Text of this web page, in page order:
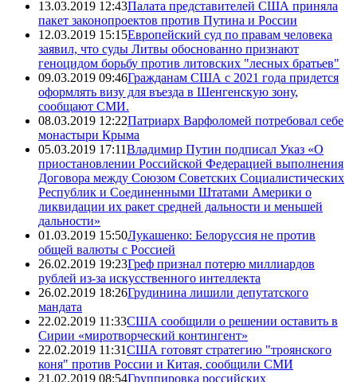
13.03.2019 12:43Палата представителей США приняла
пакет законопроектов против Путина и России
12.03.2019 15:15Европейский суд по правам человека
заявил, что суды Литвы обоснованно признают
геноцидом борьбу против литовских "лесных братьев"
09.03.2019 09:46Гражданам США с 2021 года придется
оформлять визу для въезда в Шенгенскую зону,
сообщают СМИ.
08.03.2019 12:22Патриарх Варфоломей потребовал себе
монастыри Крыма
05.03.2019 17:11Владимир Путин подписал Указ «О
приостановлении Российской Федерацией выполнения
Договора между Союзом Советских Социалистических
Республик и Соединенными Штатами Америки о
ликвидации их ракет средней дальности и меньшей
дальности»
01.03.2019 15:50Лукашенко: Белоруссия не против
общей валюты с Россией
26.02.2019 19:23Греф признал потерю миллиардов
рублей из-за искусственного интеллекта
26.02.2019 18:26Грудинина лишили депутатского
мандата
22.02.2019 11:33США сообщили о решении оставить в
Сирии «миротворческий контингент»
22.02.2019 11:31США готовят стратегию "троянского
коня" против России и Китая, сообщили СМИ
21.02.2019 08:54Группировка российских